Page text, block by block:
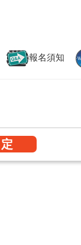
報名須知